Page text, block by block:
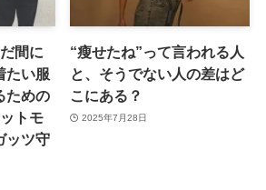
間に
たい服
ための
トモ
ッツ守
“瘦せたね”って言われる人
と、そうでない人の差はど
こにある？
2025年7月28日